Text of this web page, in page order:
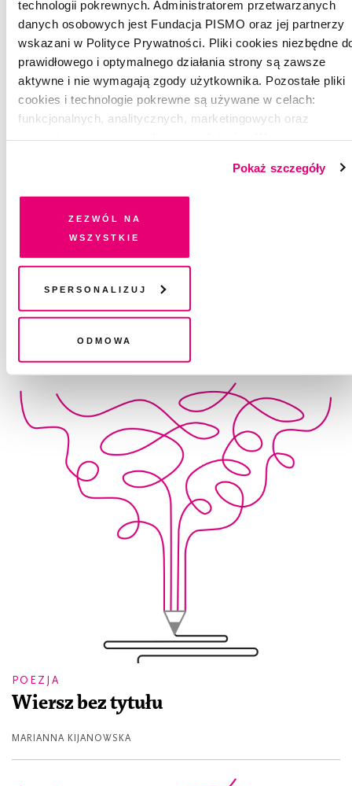
technologii pokrewnych. Administratorem przetwarzanych
danych osobowych jest Fundacja PISMO oraz jej partnerzy
wskazani w Polityce Prywatności. Pliki cookies niezbędne
prawidłowego i optymalnego działania strony są zawsze
aktywne i nie wymagają zgody użytkownika. Pozostałe pliki
cookies i technologie pokrewne są używane w celach:
funkcjonalnych, analitycznych, marketingowych oraz
zgadzasz się na przechowywanie informacji na Twoim
urządzeniu końcowym lub dostęp do niego i przetwarzanie
danych. Zgodę na wszystkie lub niektóre pliki cookies i
zgody nie wpływa na legalność przetwarzania danych przed
jej wycofaniem
Pokaż szczegóły
Zezwól na
wszystkie
Spersonalizuj
Odmowa
POEZJA
Morze wracające
KRZYSZTOF KAMIL BACZYŃSKI
POEZJA
Wiersz bez tytułu
MARIANNA KIJANOWSKA